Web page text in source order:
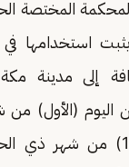
المختصة
يثبت استخدامها
كافة إلى مدينة
اليوم (الأول)
نهاية اليوم الـ (14) من